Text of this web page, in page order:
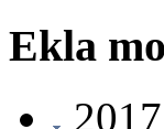
Ekla
2017